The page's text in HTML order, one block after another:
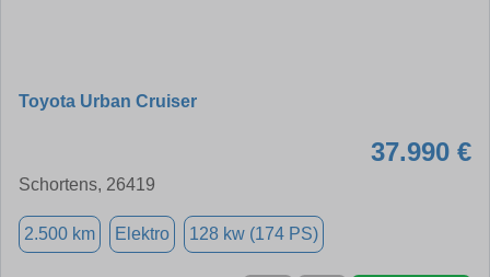
Toyota Urban Cruiser
37.990 €
Schortens, 26419
2.500 km Elektro 128 kw (174 PS)